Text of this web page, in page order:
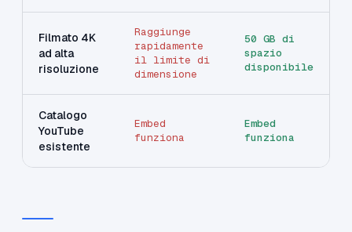
Filmato 4K
ad alta
risoluzione
Raggiunge
rapidamente
il limite di
dimensione
50 GB di
spazio
disponibile
Catalogo
YouTube
esistente
Embed
funziona
Embed
funziona